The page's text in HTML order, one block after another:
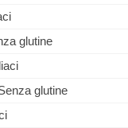
glutine
glutine